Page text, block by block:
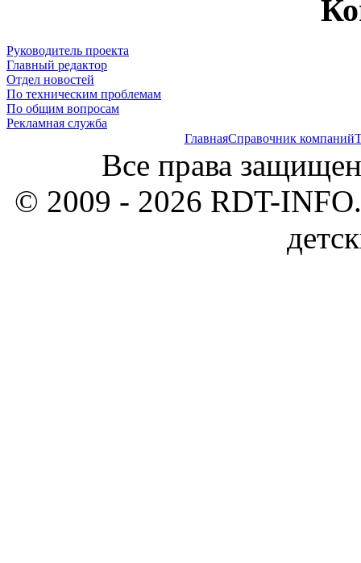
Руководитель проекта
Главный редактор
Отдел новостей
По техническим проблемам
По общим вопросам
Рекламная служба
ГлавнаяСправочник компаний
Все права
© 2009 - 2026 RDT-